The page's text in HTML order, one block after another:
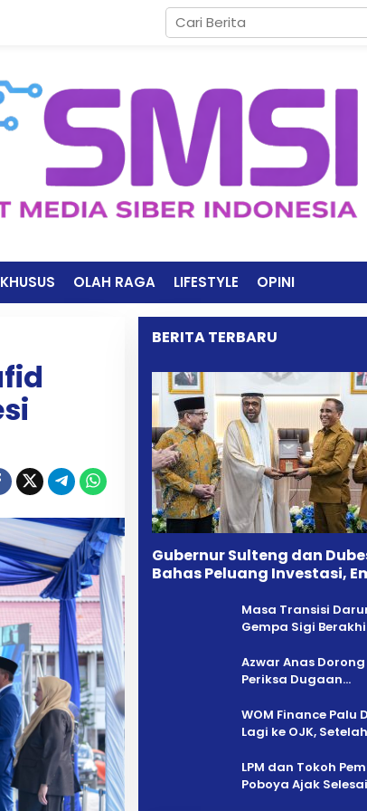
OLAH RAGA LIFESTYLE OPINI
BERITA TERBARU
Gubernur Sulteng dan
Bahas Peluang Investasi,
Masa Transisi
Gempa Sigi
Percepatan
Azwar Anas Dorong
Periksa Dugaan
Wilayah Tambang
‎WOM Finance Palu
Lagi ke OJK,
Kendaraan
LPM dan Tokoh
Poboya Ajak